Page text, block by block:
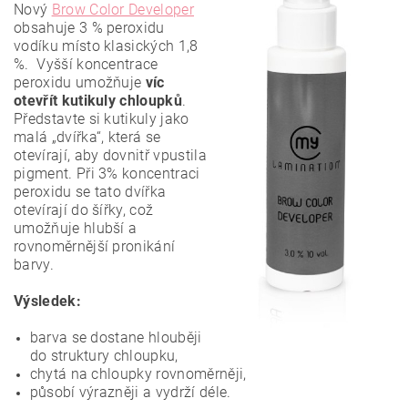
Nový Brow Color Developer
obsahuje 3 % peroxidu
vodíku místo klasických 1,8
%. Vyšší koncentrace
peroxidu umožňuje víc
otevřít kutikuly chloupků.
Představte si kutikuly jako
malá „dvířka“, která se
otevírají, aby dovnitř vpustila
pigment. Při 3% koncentraci
peroxidu se tato dvířka
otevírají do šířky, což
umožňuje hlubší a
rovnoměrnější pronikání
barvy.
Výsledek:
barva se dostane hlouběji
do struktury chloupku,
chytá na chloupky rovnoměrněji,
působí výrazněji a vydrží déle.